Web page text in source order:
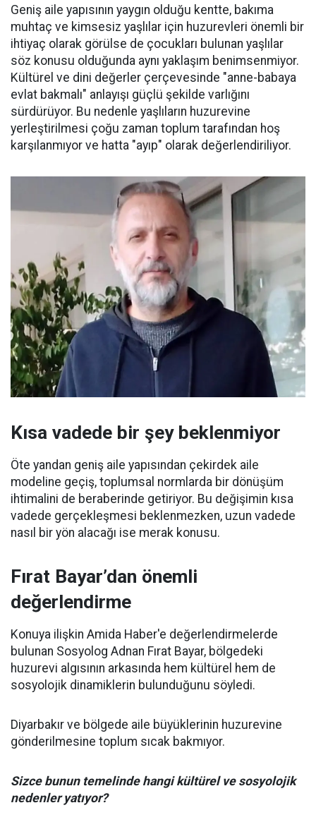
Geniş aile yapısının yaygın olduğu kentte, bakıma
muhtaç ve kimsesiz yaşlılar için huzurevleri önemli bir
ihtiyaç olarak görülse de çocukları bulunan yaşlılar
söz konusu olduğunda aynı yaklaşım benimsenmiyor.
Kültürel ve dini değerler çerçevesinde "anne-babaya
evlat bakmalı" anlayışı güçlü şekilde varlığını
sürdürüyor. Bu nedenle yaşlıların huzurevine
yerleştirilmesi çoğu zaman toplum tarafından hoş
karşılanmıyor ve hatta "ayıp" olarak değerlendiriliyor.
Kısa vadede bir şey beklenmiyor
Öte yandan geniş aile yapısından çekirdek aile
modeline geçiş, toplumsal normlarda bir dönüşüm
ihtimalini de beraberinde getiriyor. Bu değişimin kısa
vadede gerçekleşmesi beklenmezken, uzun vadede
nasıl bir yön alacağı ise merak konusu.
Fırat Bayar’dan önemli
değerlendirme
Konuya ilişkin Amida Haber'e değerlendirmelerde
bulunan Sosyolog Adnan Fırat Bayar, bölgedeki
huzurevi algısının arkasında hem kültürel hem de
sosyolojik dinamiklerin bulunduğunu söyledi.
Diyarbakır ve bölgede aile büyüklerinin huzurevine
gönderilmesine toplum sıcak bakmıyor.
Sizce bunun temelinde hangi kültürel ve sosyolojik
nedenler yatıyor?